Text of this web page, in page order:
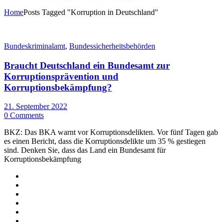
HomePosts Tagged "Korruption in Deutschland"
Bundeskriminalamt, Bundessicherheitsbehörden
Braucht Deutschland ein Bundesamt zur
Korruptionsprävention und
Korruptionsbekämpfung?
21. September 2022
0 Comments
BKZ: Das BKA warnt vor Korruptionsdelikten. Vor fünf Tagen gab
es einen Bericht, dass die Korruptionsdelikte um 35 % gestiegen
sind. Denken Sie, dass das Land ein Bundesamt für
Korruptionsbekämpfung